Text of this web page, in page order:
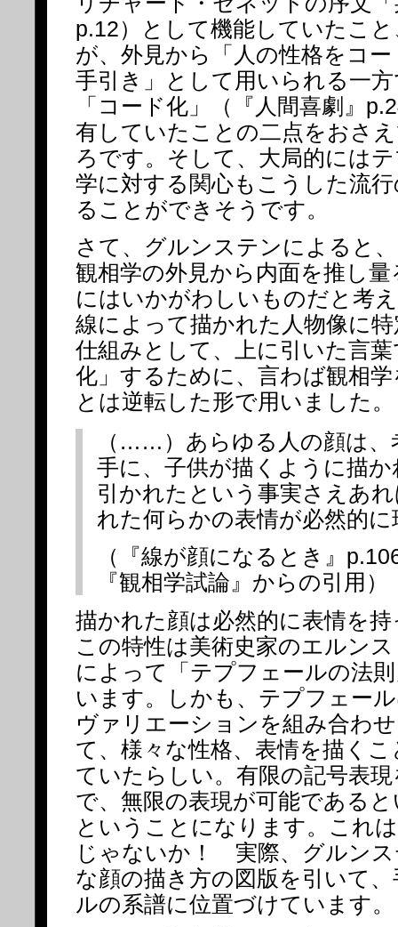
p.12）として機能していたこ
が、外見から「人の性格をコ
手引き」として用いられる一
「コード化」（『人間喜劇』
有していたことの二点をおさ
ろです。そして、大局的には
学に対する関心もこうした流
ることができそうです。
さて、グルンステンによると
観相学の外見から内面を推し
にはいかがわしいものだと考
線によって描かれた人物像に
仕組みとして、上に引いた言
化」するために、言わば観相
とは逆転した形で用いました。
（……）あらゆる人の顔は、
手に、子供が描くように描
引かれたという事実さえあ
れた何らかの表情が必然的
（『線が顔になるとき』
『観相学試論』からの引用）
描かれた顔は必然的に表情を
この特性は美術史家のエルン
によって「テプフェールの法
います。しかも、テプフェー
ヴァリエーションを組み合わ
て、様々な性格、表情を描く
ていたらしい。有限の記号表
で、無限の表現が可能である
ということになります。これ
じゃないか！ 実際、グルン
な顔の描き方の図版を引いて
ルの系譜に位置づけています。